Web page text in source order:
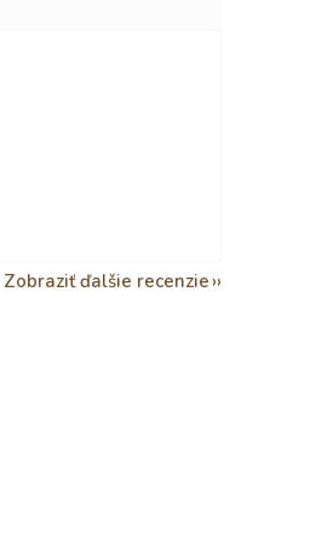
z 5 hviezdičiek.
z 5 hviezdičiek.
Zobraziť ďalšie recenzie